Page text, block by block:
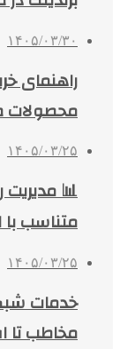
۱۴۰۵/۰۳/۳۰
راهنمای
محصولات
۱۴۰۵/۰۳/۲۵
📊
متناسب
۱۴۰۵/۰۳/۲۵
مخاطب تا